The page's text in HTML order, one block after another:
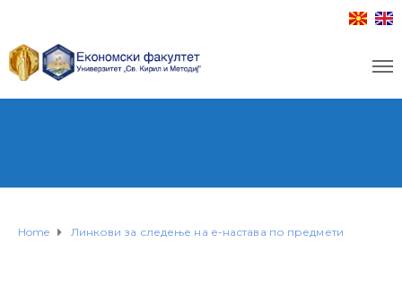
Home Линкови за следење на е-настава по предмети